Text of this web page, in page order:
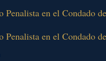
Penalista en el Condado
Penalista en el Condado